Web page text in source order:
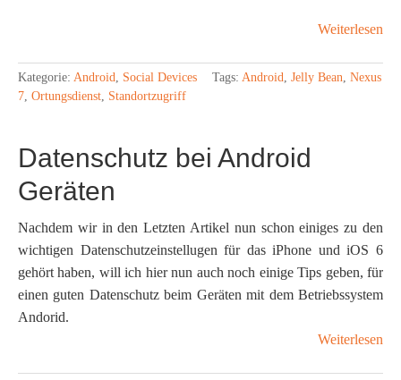
Weiterlesen
Kategorie: Android, Social Devices Tags: Android, Jelly Bean, Nexus
7, Ortungsdienst, Standortzugriff
Datenschutz bei Android
Geräten
Nachdem wir in den Letzten Artikel nun schon einiges zu den
wichtigen Datenschutzeinstellugen für das iPhone und iOS 6
gehört haben, will ich hier nun auch noch einige Tips geben, für
einen guten Datenschutz beim Geräten mit dem Betriebssystem
Andorid.
Weiterlesen